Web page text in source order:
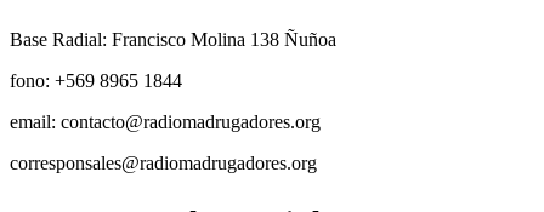
Base Radial: Francisco Molina 138 Ñuñoa
fono: +569 8965 1844
email: contacto@radiomadrugadores.org
corresponsales@radiomadrugadores.org